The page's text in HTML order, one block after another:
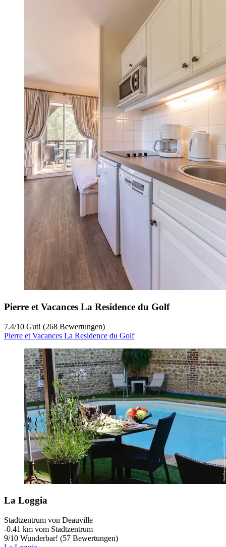
Pierre et Vacances La Residence du Golf
7.4/10 Gut! (268 Bewertungen)
Pierre et Vacances La Residence du Golf
La Loggia
Stadtzentrum von Deauville
‐0.41 km vom Stadtzentrum
9/10 Wunderbar! (57 Bewertungen)